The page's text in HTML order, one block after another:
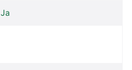
Ja